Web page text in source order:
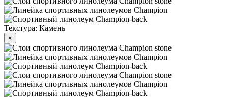
Текстура: Камень
×